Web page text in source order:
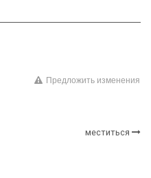
Предложить изменения
меститься